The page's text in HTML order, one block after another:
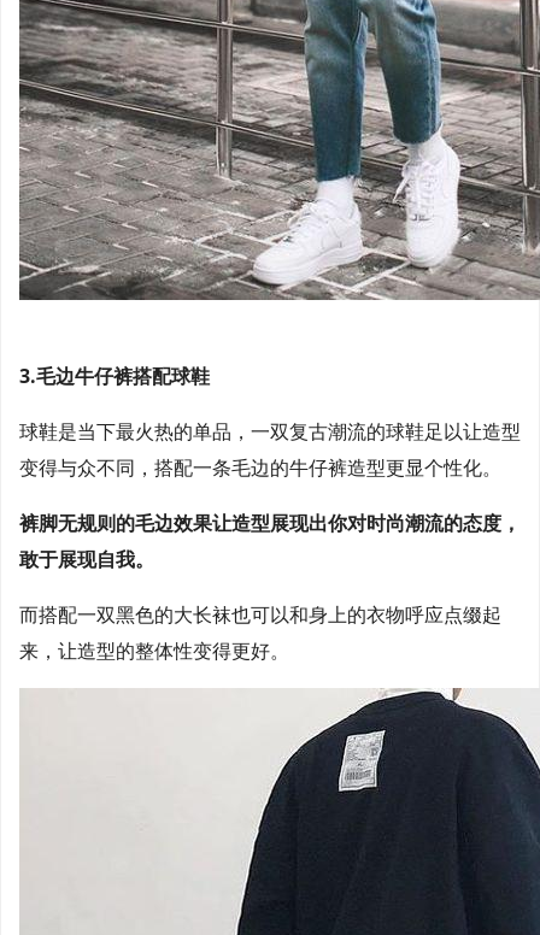
3.毛边牛仔裤搭配球鞋
球鞋是当下最火热的单品，一双复古潮流的球鞋足以让造型
变得与众不同，搭配一条毛边的牛仔裤造型更显个性化。
裤脚无规则的毛边效果让造型展现出你对时尚潮流的态度，
敢于展现自我。
而搭配一双黑色的大长袜也可以和身上的衣物呼应点缀起
来，让造型的整体性变得更好。